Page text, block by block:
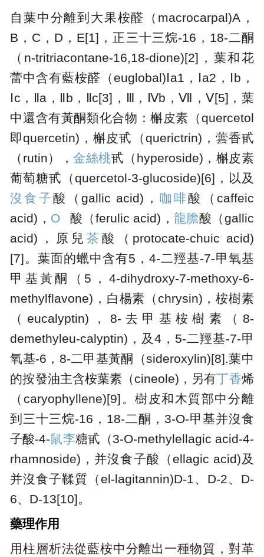
自葉中分離到大果桉醛（macrocarpal)A，
B，C，D，E[1]，正三十三烷-16，18-二酮
（n-tritriacontane-16,18-dione)[2]，葉和花
蕾中含有藍桉醛（euglobal)Ⅰa1，Ⅰa2，Ⅰb，
Ⅰc，Ⅱa，Ⅱb，Ⅱc[3]，Ⅲ，Ⅳb，Ⅶ，Ⅴ[5]，葉
中還含有黃酮類化合物：槲皮素（quercetol
即quercetin)，槲皮甙（querictrin)，蕓香甙
（rutin），金絲桃甙（hyperoside)，槲皮素
葡萄糖甙（quercetol-3-glucoside)[6]，以及
沒食子酸（gallic acid)， 咖啡酸（caffeic
acid)， O 酸（ferulic acid)，龍膽酸（gallic
acid)，原兒 茶 酸（protocate-chuic acid)
[7]。葉面的蠟中含有5，4-二羥基-7-甲氧基
甲基黃酮（5，4-dihydroxy-7-methoxy-6-
methylflavone)，白楊素（chrysin)，桉樹素
（eucalyptin)，8-去甲基桉樹素（8-
demethyleu-calyptin)，及4，5-二羥基-7-甲
氧基-6，8-二甲基黃酮（sideroxylin)[8].葉中
的按發油主含桉葉素（cineole)，另有丁香烯
（caryophyllene)[9]。樹皮和木質部中分離
到三十三烷-16，18-二酮，3-O-甲基并沒食
子酸-4-鼠李糖甙（3-O-methylellagic acid-4-
rhamnoside)，并沒食子酸（ellagic acid)及
并沒食子鞣質（el-lagitannin)D-1、D-2、D-
6、D-13[10]。
藥理作用
用柱層析法從藍桉中分離出一種物質，對革